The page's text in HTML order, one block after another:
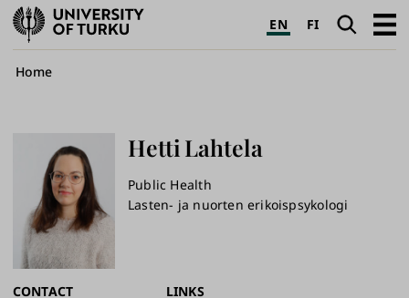
University
of
Turku
EN FI SearchOpen
Breadcrumb
Home
Hetti Lahtela
Public Health
Lasten- ja nuorten erikoispsykologi
CONTACT
LINKS